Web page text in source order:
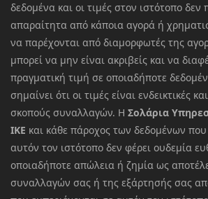
δεδομένα και οι τιμές στον ιστότοπο δεν
απαραίτητα από κάποια αγορά ή
να παρέχονται από διαμορφωτές της
μπορεί να μην είναι ακριβείς και να
πραγματική τιμή σε οποιαδήποτε
σημαίνει ότι οι τιμές είναι ενδεικτικές
σκοπούς συναλλαγών. Η Σολάρια
ΙΚΕ και κάθε πάροχος των δεδομένων που
αυτόν τον ιστότοπο δεν φέρει ουδεμία
οποιαδήποτε απώλεια ή ζημία ως
συναλλαγών σας ή της εξάρτησής σας